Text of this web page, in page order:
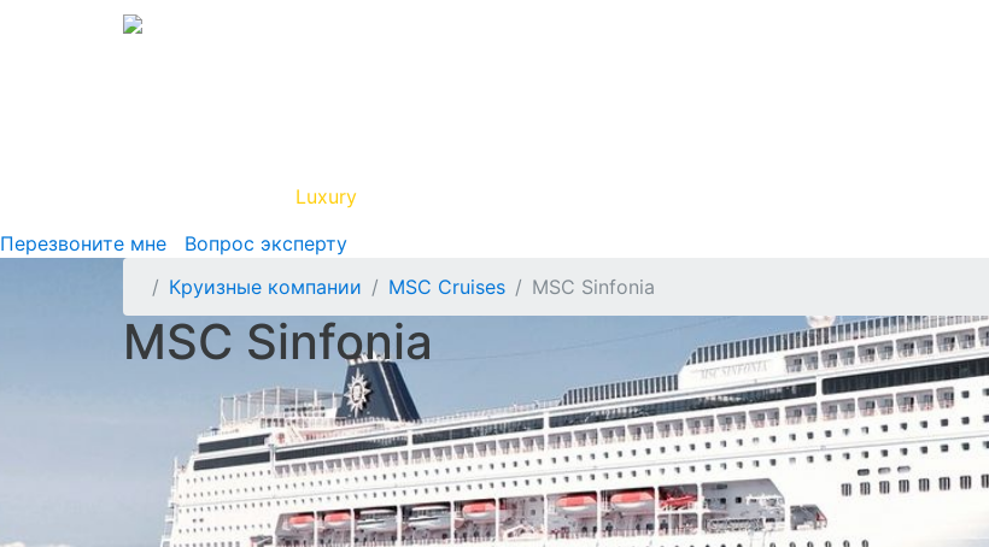
Luxury
Перезвоните мне
Вопрос эксперту
Круизные компании
MSC Cruises MSC Sinfonia
MSC Sinfonia